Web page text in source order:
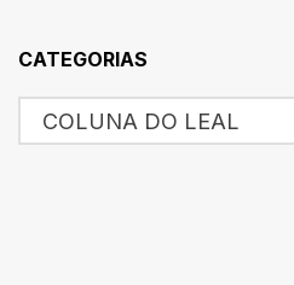
CATEGORIAS
COLUNA DO LEAL